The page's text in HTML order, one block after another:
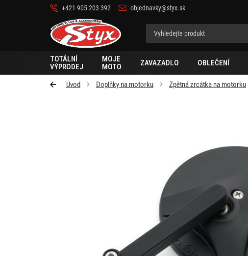
+421 905 203 392 objednavky@styx.sk
Styx-
cz
TOTÁLNÍ
VÝPRODEJ
MOJE
MOTO
ZAVAZADLO OBLEČENÍ
Úvod Doplňky na motorku Zpětná zrcátka na motorku